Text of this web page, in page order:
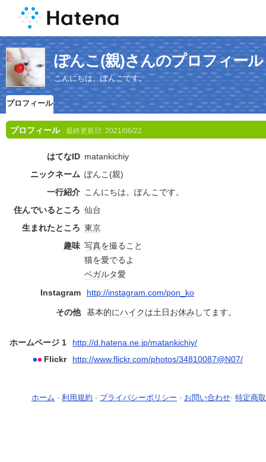
ぽんこ(親)さんのプロフィール
こんにちは。ぽんこです。
プロフィール
プロフィール 最終更新日: 2021/06/22
はてなID matankichiy
ニックネーム ぽんこ(親)
一行紹介 こんにちは。ぽんこです。
住んでいるところ 仙台
生まれたところ 東京
趣味 写真を撮ること
猫を愛でるよ
ベガルタ愛
Instagram
http://instagram.com/pon_ko
その他 基本的にハイクは土日お休み してます。
ホームページ 1
http://d.hatena.ne.jp/matankichiy/
Flickr
http://www.flickr.com/photos/34810087@N07/
ホーム - 利用規約 - プライバシーポリシー - お問い合わせ- 特定商